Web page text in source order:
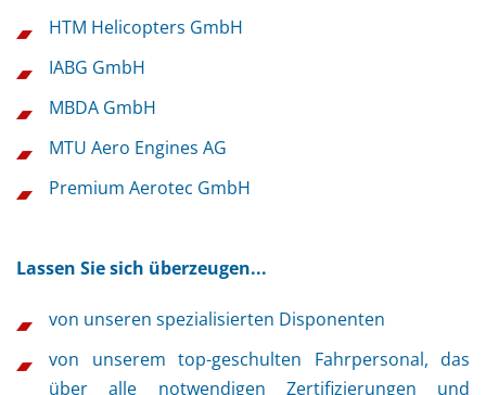
HTM Helicopters GmbH
IABG GmbH
MBDA GmbH
MTU Aero Engines AG
Premium Aerotec GmbH
Lassen Sie sich überzeugen...
von unseren spezialisierten Disponenten
von unserem top-geschulten Fahrpersonal, das
über alle notwendigen Zertifizierungen und